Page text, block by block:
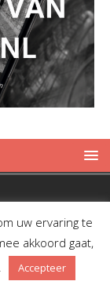
uw ervaring te
akkoord gaat,
Accepteer